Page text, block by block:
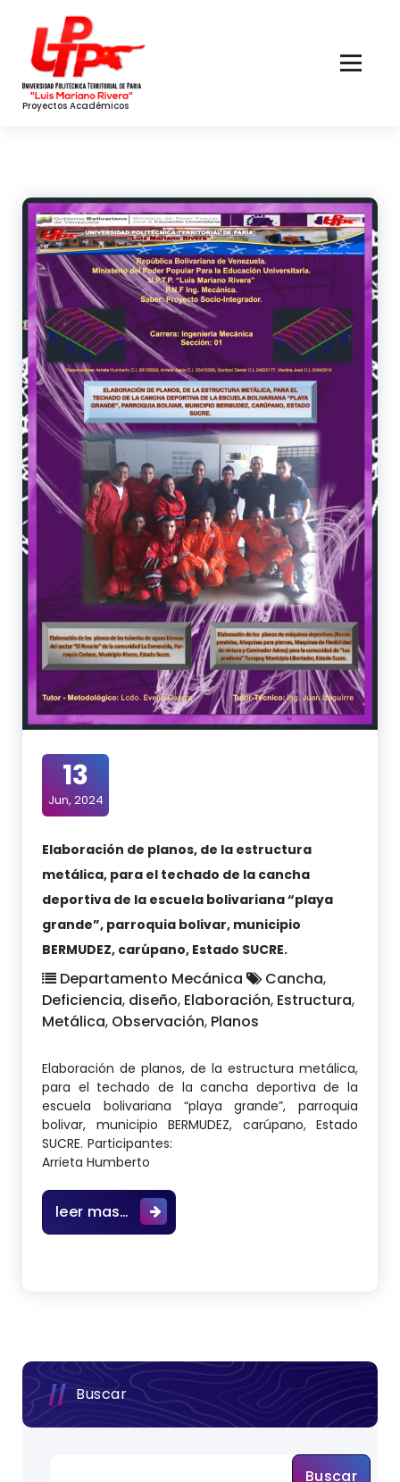
Content
Proyectos Académicos
13
Jun, 2024
Elaboración de planos, de la estructura
metálica, para el techado de la cancha
deportiva de la escuela bolivariana “playa
grande”, parroquia bolivar, municipio
BERMUDEZ, carúpano, Estado SUCRE.
Departamento Mecánica Cancha,
Deficiencia, diseño, Elaboración, Estructura,
Metálica, Observación, Planos
Elaboración de planos, de la estructura metálica,
para el techado de la cancha deportiva de la
escuela bolivariana “playa grande”, parroquia
bolivar, municipio BERMUDEZ, carúpano, Estado
SUCRE. Participantes:
Arrieta Humberto
leer mas… Elaboración de planos, de la
Buscar
Buscar